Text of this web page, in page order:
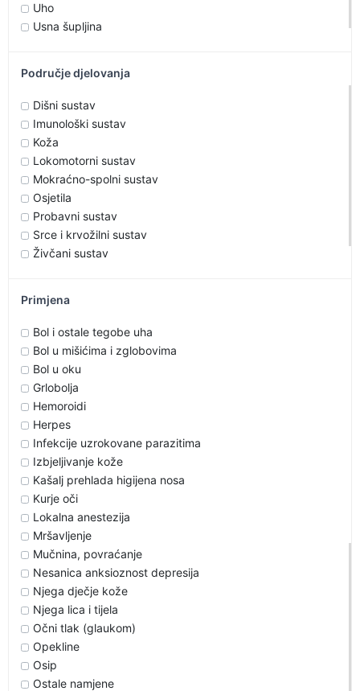
Uho
Usna šupljina
Područje djelovanja
Dišni sustav
Imunološki sustav
Koža
Lokomotorni sustav
Mokraćno-spolni sustav
Osjetila
Probavni sustav
Srce i krvožilni sustav
Živčani sustav
Primjena
Bol i ostale tegobe uha
Bol u mišićima i zglobovima
Bol u oku
Grlobolja
Hemoroidi
Herpes
Infekcije uzrokovane parazitima
Izbjeljivanje kože
Kašalj prehlada higijena nosa
Kurje oči
Lokalna anestezija
Mršavljenje
Mučnina, povraćanje
Nesanica anksioznost depresija
Njega dječje kože
Njega lica i tijela
Očni tlak (glaukom)
Opekline
Osip
Ostale namjene